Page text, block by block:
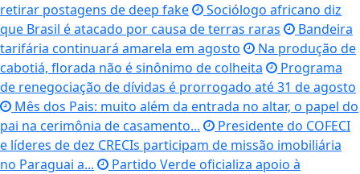
retirar postagens de deep fake
Sociólogo africano diz
que Brasil é atacado por causa de terras raras
Bandeira
tarifária continuará amarela em agosto
Na produção de
cabotiá, florada não é sinônimo de colheita
Programa
de renegociação de dívidas é prorrogado até 31 de agosto
Mês dos Pais: muito além da entrada no altar, o papel do
pai na cerimônia de casamento...
Presidente do COFECI
e líderes de dez CRECIs participam de missão imobiliária
no Paraguai a...
Partido Verde oficializa apoio à